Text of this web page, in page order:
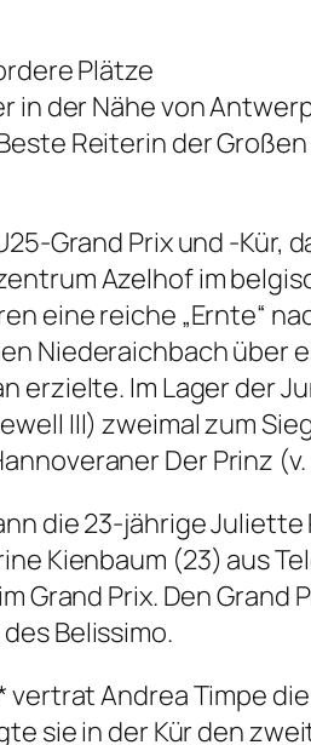
Plätze
in der Nähe von
Reiterin der
Grand Prix und -
Azelhof im
eine reiche „Ernte“
Niederaichbach über
erzielte. Im Lager der
III) zweimal zum
Der Prinz
die 23-jährige
Kienbaum (23) aus
Grand Prix. Den
Belissimo.
vertrat Andrea Timpe
sie in der Kür den